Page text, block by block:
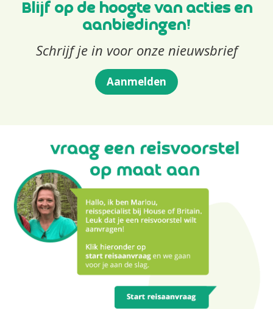
Blijf op de hoogte van acties en
aanbiedingen!
Schrijf je in voor onze nieuwsbrief
Aanmelden